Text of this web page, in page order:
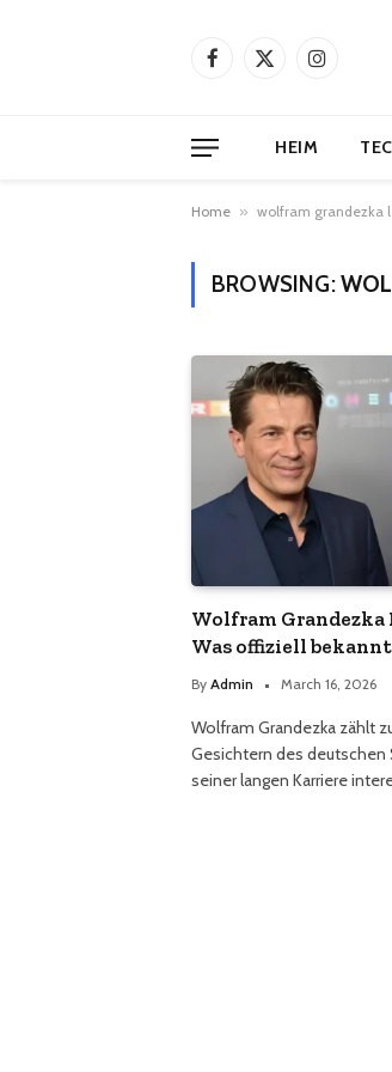
Facebook
X
Instagram
HEIM
Home » wolfram grandezka
BROWSING:
Wolfram
Was offiziell
By Admin March 16, 2026
Wolfram Grandezka zählt
Gesichtern des
seiner langen Karriere